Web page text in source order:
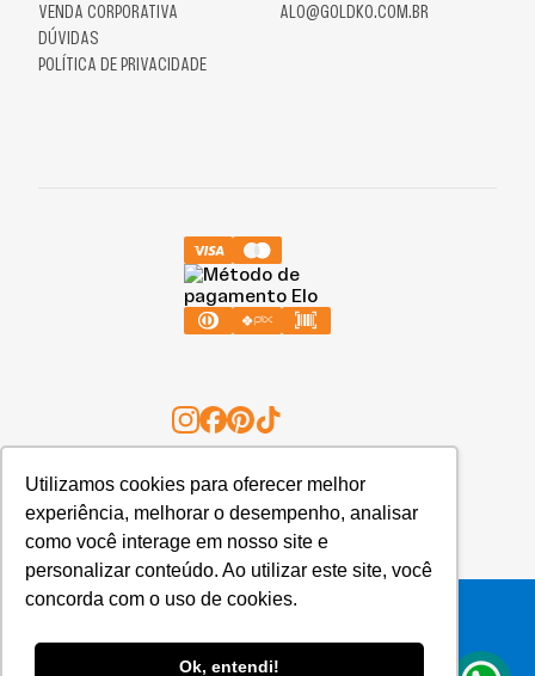
Utilizamos cookies para oferecer melhor
experiência, melhorar o desempenho, analisar
como você interage em nosso site e
personalizar conteúdo. Ao utilizar este site, você
concorda com o uso de cookies.
Ok, entendi!
VENDA CORPORATIVA
DÚVIDAS
POLÍTICA DE PRIVACIDADE
ALO@GOLDKO.COM.BR
20.422.248/0001-58 - GOLD & KO INDÚSTRIA, COMÉRCIO,
IMPORTAÇÃO E EXPORTAÇÃO DE ALIMENTOS LTDA.